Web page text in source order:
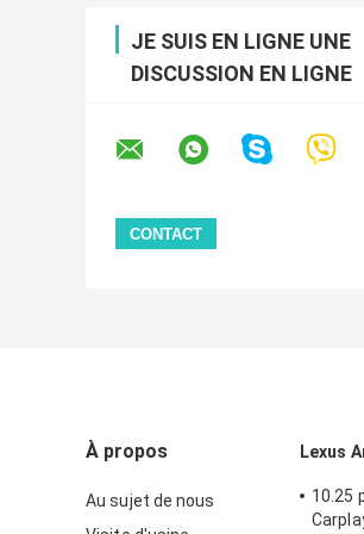
JE SUIS EN LIGNE UNE
DISCUSSION EN LIGNE
À propos
Au sujet de nous
Lexus
10.25